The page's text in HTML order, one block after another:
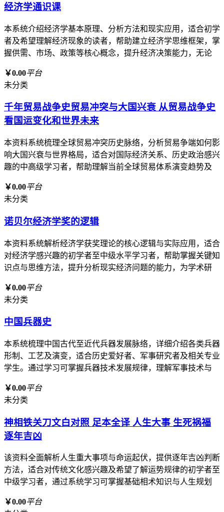
经济学通识课
本系统介绍经济学基本原理、分析方法和现实应用，适合初学
者及希望理解经济现象的读者，帮助建立经济学思维框架，掌
握供需、市场、政策等核心概念，提升经济决策能力，无论
￥0.00平台
未分类
千年贸易战争史贸易冲突与大国兴衰 从贸易战争史
看国运变化和世界未来
本资料系统梳理全球贸易冲突历史脉络，分析贸易争端如何影
响大国兴衰与世界格局，适合对国际经济关系、历史政治感兴
趣的中高级学习者，帮助理解当前全球贸易体系演变趋势及
￥0.00平台
未分类
诺贝尔经济学奖的逻辑
本资料系统解析经济学获奖理论的核心逻辑与实际应用，适合
对经济学感兴趣的初学者至中级水平学习者，帮助掌握关键知
识点与思维方法，提升分析现实经济问题的能力，为学术研
￥0.00平台
未分类
中国兵器史
本系统梳理中国古代至近代兵器发展脉络，详细介绍各类兵器
形制、工艺及演变，适合历史爱好者、军事研究者及相关专业
学生。通过学习可掌握兵器技术发展规律，理解军事技术与
￥0.00平台
未分类
神相铁关刀文白对照 足本全译 人生大事 生死祸福
逐年吉凶
该资料全面解析人生重大事项与命运起伏，提供逐年吉凶判断
方法，适合对传统文化感兴趣及希望了解运势规律的初学者至
中级学习者，通过系统学习可掌握基础相术知识与人生规划
￥0.00平台